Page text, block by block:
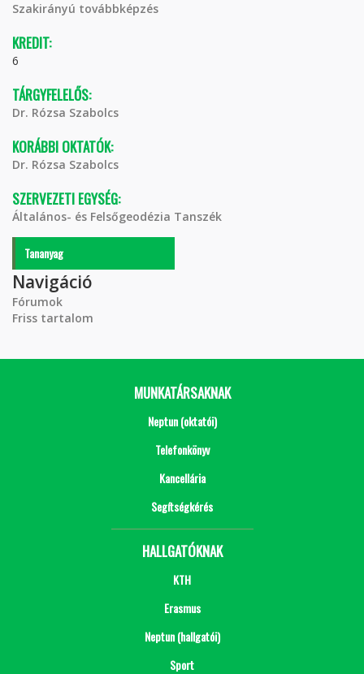
Szakirányú továbbképzés
KREDIT:
6
TÁRGYFELELŐS:
Dr. Rózsa Szabolcs
KORÁBBI OKTATÓK:
Dr. Rózsa Szabolcs
SZERVEZETI EGYSÉG:
Általános- és Felsőgeodézia Tanszék
Tananyag
Navigáció
Fórumok
Friss tartalom
MUNKATÁRSAKNAK
Neptun (oktatói)
Telefonkönyv
Kancellária
Segítségkérés
HALLGATÓKNAK
KTH
Erasmus
Neptun (hallgatói)
Sport